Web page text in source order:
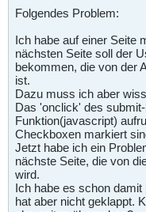
Folgendes Problem:
Ich habe auf einer Seite
nächsten Seite soll der
bekommen, die von der
ist.
Dazu muss ich aber
Das 'onclick' des
Funktion(javascript)
Checkboxen markiert
Jetzt habe ich ein
nächste Seite, die von
wird.
Ich habe es schon
hat aber nicht geklappt.